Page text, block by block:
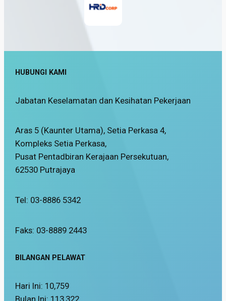
HUBUNGI KAMI
Jabatan Keselamatan dan Kesihatan Pekerjaan
Aras 5 (Kaunter Utama), Setia Perkasa 4,
Kompleks Setia Perkasa,
Pusat Pentadbiran Kerajaan Persekutuan,
62530 Putrajaya
Tel: 03-8886 5342
Faks: 03-8889 2443
BILANGAN PELAWAT
Hari Ini: 10,759